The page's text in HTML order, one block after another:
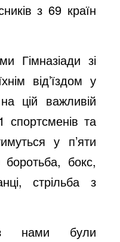
з 69 країн
Гімназіади зі
від’їздом у
цій важливій
спортсменів та
у п’яти
бокс,
стрільба з
нами були